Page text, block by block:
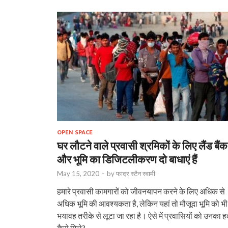
OPEN SPACE
घर लौटने वाले प्रवासी श्रमिकों के लिए लैंड बैंक
और भूमि का डिजिटलीकरण दो बाधाएं हैं
May 15, 2020 - byफादर स्टैन स्वामी
हमारे प्रवासी कामगारों को जीवनयापन करने के लिए अधिक से
अधिक भूमि की आवश्यकता है, लेकिन यहां तो मौजूदा भूमि को भी
भयावह तरीके से लूटा जा रहा है। ऐसे में प्रवासियों को उनका